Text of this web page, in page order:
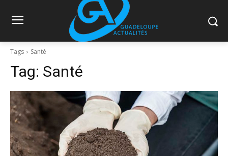
Tags Santé
Tag: Santé